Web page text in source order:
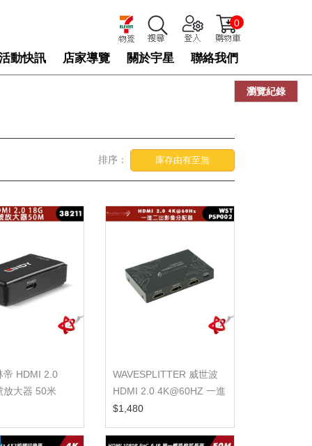
動快訊 店家導覽 關於宇星 聯絡我們
0
排序： 庫存由有至無
帝 HDMI 2.0
放大器 50米
WAVESPLITTER 威世波
HDMI 2.0 4K@60HZ 一進
二出影像分...
$1,480
瀏覽紀錄